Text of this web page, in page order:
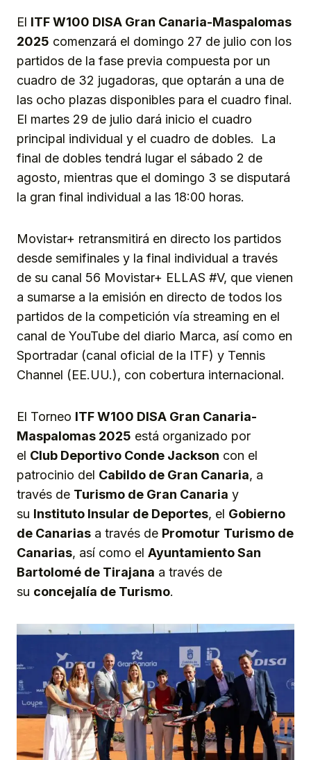
El ITF W100 DISA Gran Canaria-Maspalomas
2025 comenzará el domingo 27 de julio con los
partidos de la fase previa compuesta por un
cuadro de 32 jugadoras, que optarán a una de
las ocho plazas disponibles para el cuadro final.
El martes 29 de julio dará inicio el cuadro
principal individual y el cuadro de dobles. La
final de dobles tendrá lugar el sábado 2 de
agosto, mientras que el domingo 3 se disputará
la gran final individual a las 18:00 horas.
Movistar+ retransmitirá en directo los partidos
desde semifinales y la final individual a través
de su canal 56 Movistar+ ELLAS #V, que vienen
a sumarse a la emisión en directo de todos los
partidos de la competición vía streaming en el
canal de YouTube del diario Marca, así como en
Sportradar (canal oficial de la ITF) y Tennis
Channel (EE.UU.), con cobertura internacional.
El Torneo ITF W100 DISA Gran Canaria-
Maspalomas 2025 está organizado por
el Club Deportivo Conde Jackson con el
patrocinio del Cabildo de Gran Canaria, a
través de Turismo de Gran Canaria y
su Instituto Insular de Deportes, el Gobierno
de Canarias a través de Promotur Turismo de
Canarias, así como el Ayuntamiento San
Bartolomé de Tirajana a través de
su concejalía de Turismo.